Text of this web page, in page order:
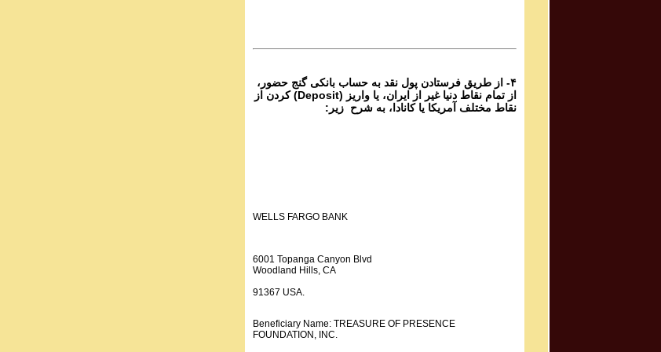
۴- از طریق فرستادن پول نقد به حساب بانکی گنج حضور،
از تمام نقاط دنیا غیر از ایران، یا واریز (Deposit) کردن از
نقاط مختلف آمریکا یا کانادا، به شرح زیر:
WELLS FARGO BANK
6001 Topanga Canyon Blvd
Woodland Hills, CA
91367 USA.
Beneficiary Name: TREASURE OF PRESENCE
FOUNDATION, INC.